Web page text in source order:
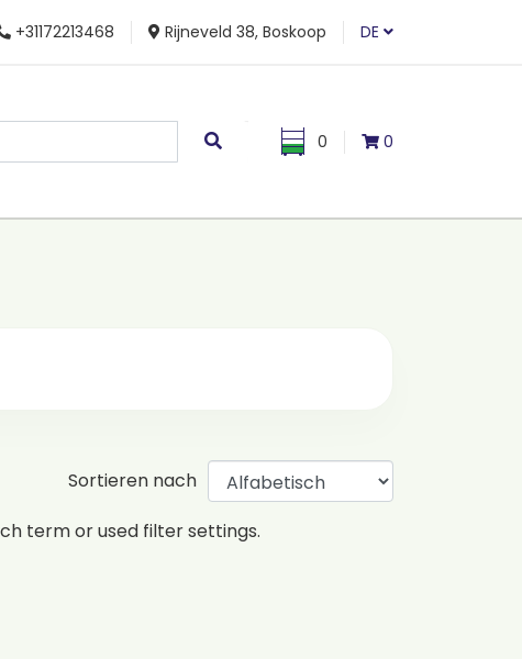
+31172213468 Rijneveld 38, Boskoop DE
0 0
Sortieren nach
term or used filter settings.